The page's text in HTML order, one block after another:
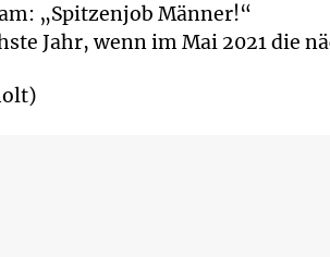
„Spitzenjob Männer!“
Jahr, wenn im Mai 2021 die